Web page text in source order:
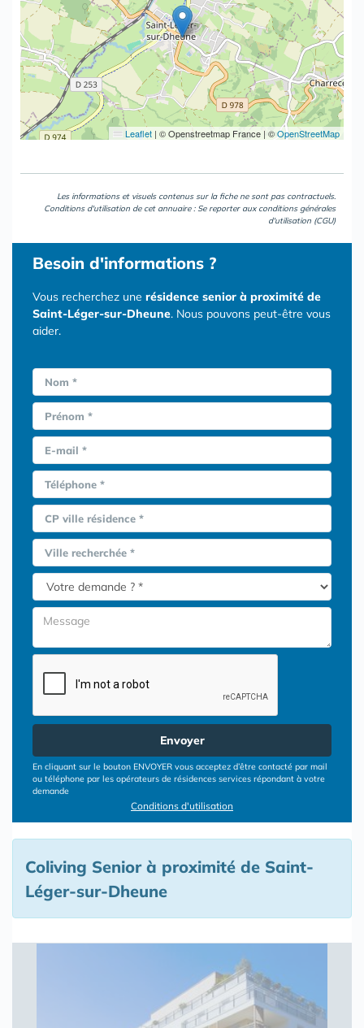
Leaflet | © Openstreetmap France | ©OpenStreetMap
Les informations et visuels contenus sur la fiche ne sont pas contractuels.
Conditions d'utilisation de cet annuaire : Se reporter aux conditions générales
d'utilisation (CGU)
Besoin d'informations ?
Vous recherchez une résidence senior à proximité de
Saint-Léger-sur-Dheune. Nous pouvons peut-être vous
aider.
Nom *
Prénom *
E-mail *
Téléphone *
CP ville résidence *
Ville recherchée *
Envoyer
En cliquant sur le bouton ENVOYER vous acceptez d’être contacté par mail
ou téléphone par les opérateurs de résidences services répondant à votre
demande
Conditions d'utilisation
Coliving Senior à proximité de Saint-
Léger-sur-Dheune